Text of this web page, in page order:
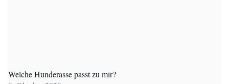
Welche Hunderasse passt zu mir?